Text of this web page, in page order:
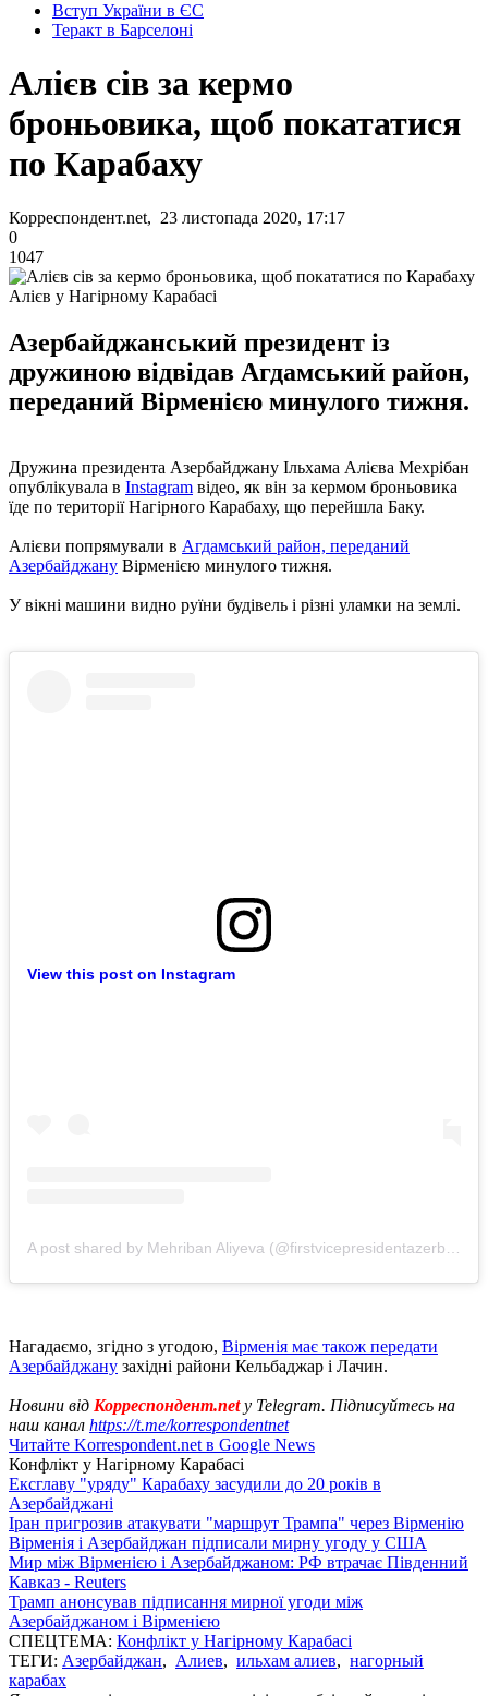
Вступ України в ЄС
Теракт в Барселоні
Алієв сів за кермо
броньовика, щоб покататися
по Карабаху
Корреспондент.net, 23 листопада 2020, 17:17
0
1047
Алієв у Нагірному Карабасі
Азербайджанський президент із
дружиною відвідав Агдамський район,
переданий Вірменією минулого тижня.
Дружина президента Азербайджану Ільхама Алієва Мехрібан
опублікувала в Instagram відео, як він за кермом броньовика
їде по території Нагірного Карабаху, що перейшла Баку.
Алієви попрямували в Агдамський район, переданий
Азербайджану Вірменією минулого тижня.
У вікні машини видно руїни будівель і різні уламки на землі.
View this post on Instagram
A post shared by Mehriban Aliyeva (@firstvicepresidentazerbaijan)
Нагадаємо, згідно з угодою, Вірменія має також передати
Азербайджану західні райони Кельбаджар і Лачин.
Новини від Корреспондент.netу Telegram. Підписуйтесь на
наш канал https://t.me/korrespondentnet
Читайте Korrespondent.net в Google News
Конфлікт у Нагірному Карабасі
Ексглаву "уряду" Карабаху засудили до 20 років в
Азербайджані
Іран пригрозив атакувати "маршрут Трампа" через Вірменію
Вірменія і Азербайджан підписали мирну угоду у США
Мир між Вірменією і Азербайджаном: РФ втрачає Південний
Кавказ - Reuters
Трамп анонсував підписання мирної угоди між
Азербайджаном і Вірменією
СПЕЦТЕМА: Конфлікт у Нагірному Карабасі
ТЕГИ: Азербайджан, Алиев, ильхам алиев, нагорный
карабах